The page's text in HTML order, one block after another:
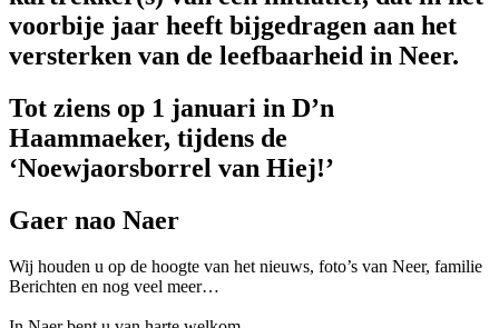
voorbije jaar heeft bijgedragen aan het
versterken van de leefbaarheid in Neer.
Tot ziens op 1 januari in D’n
Haammaeker, tijdens de
‘Noewjaorsborrel van Hiej!’
Gaer nao Naer
Wij houden u op de hoogte van het nieuws, foto’s van Neer, familie
Berichten en nog veel meer…